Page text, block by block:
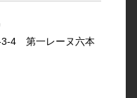
3-4 第一レーヌ六本